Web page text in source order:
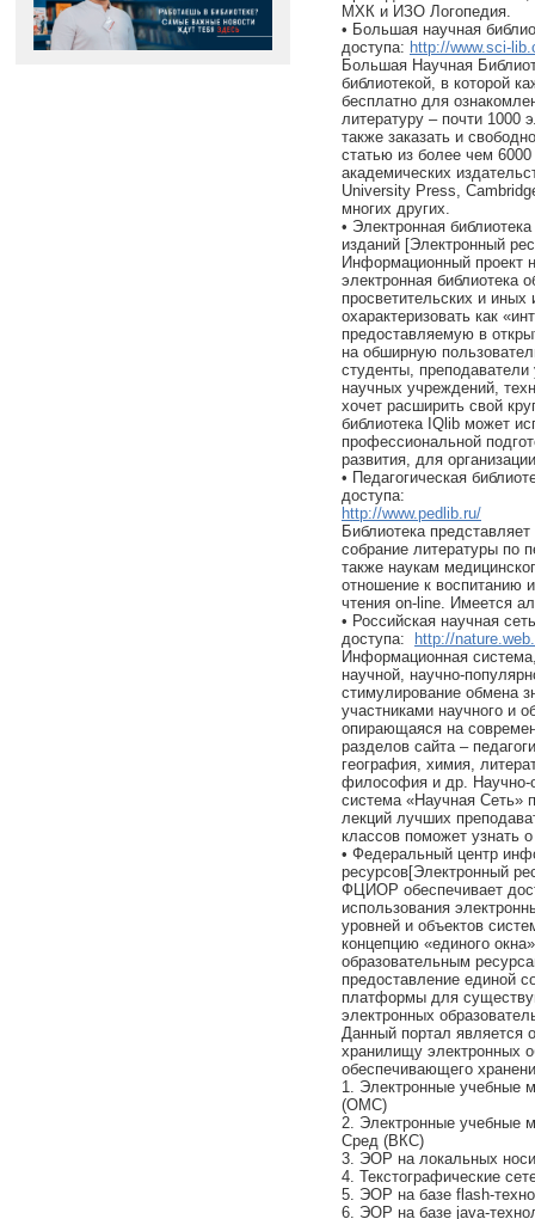
МХК и ИЗО Логопедия.
• Большая научная
доступа: http://www.sci-
Большая Научная
библиотекой, в которой
бесплатно для
литературу – почти 1000
также заказать и
статью из более чем
академических
University Press,
многих других.
• Электронная
изданий [Электронный
Информационный проект
электронная библиотека
просветительских и
охарактеризовать как
предоставляемую в
на обширную
студенты,
научных учреждений,
хочет расширить свой
библиотека IQlib может
профессиональной
развития, для
• Педагогическая
доступа:
http://www.pedlib.ru/
Библиотека
собрание литературы по
также наукам
отношение к воспитанию
чтения on-line. Имеется
• Российская научная
доступа:
http://
Информационная
научной, научно-
стимулирование обмена
участниками научного и
опирающаяся на
разделов сайта –
география, химия,
философия и др. Научно-
система «Научная Сеть»
лекций лучших
классов поможет узнать
• Федеральный центр
ресурсов[Электронный
ФЦИОР обеспечивает
использования
уровней и объектов
концепцию «единого
образовательным
предоставление единой
платформы для
электронных
Данный портал является
хранилищу электронных
обеспечивающего
1. Электронные учебные
(ОМС)
2. Электронные учебные
Сред (ВКС)
3. ЭОР на локальных
4. Текстографические
5. ЭОР на базе flash-
6. ЭОР на базе java-